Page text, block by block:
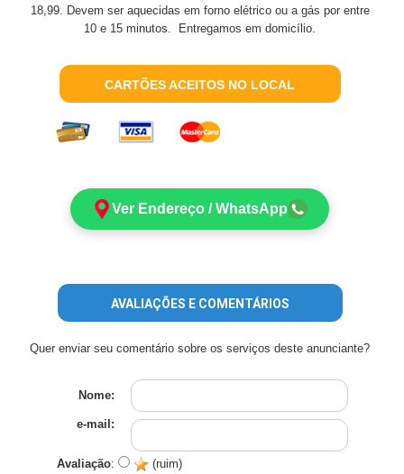
18,99. Devem ser aquecidas em forno elétrico ou a gás por entre
10 e 15 minutos. Entregamos em domicílio.
CARTÕES ACEITOS NO LOCAL
Ver Endereço / WhatsApp
AVALIAÇÕES E COMENTÁRIOS
Quer enviar seu comentário sobre os serviços deste anunciante?
Nome:
e-mail:
Avaliação:
(ruim)